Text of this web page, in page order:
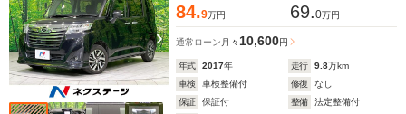
84.9万円 69.0万円
通常ローン 月々10,600円
年式 2017年 走行 9.8万km
車検
車検整備付 修復
なし
保証
保証付 整備
法定整備付